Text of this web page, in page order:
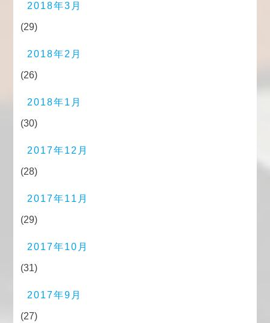
2018年3月
(29)
2018年2月
(26)
2018年1月
(30)
2017年12月
(28)
2017年11月
(29)
2017年10月
(31)
2017年9月
(27)